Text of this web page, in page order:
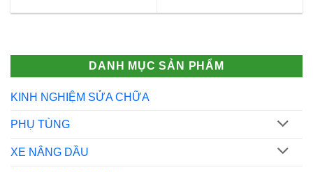
DANH MỤC SẢN PHẨM
KINH NGHIỆM SỬA CHỮA
PHỤ TÙNG
XE NÂNG DẦU